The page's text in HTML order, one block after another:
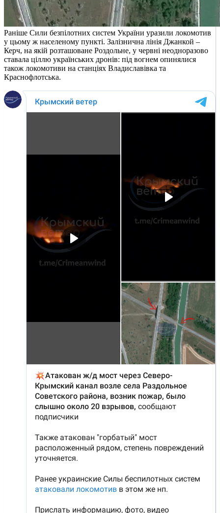
Раніше Сили безпілотних систем України уразили локомотив
у цьому ж населеному пункті. Залізнична лінія Джанкой –
Керч, на якій розташоване Роздольне, у червні неодноразово
ставала ціллю українських дронів: під вогнем опинялися
також локомотиви на станціях Владиславівка та
Краснофлотська.